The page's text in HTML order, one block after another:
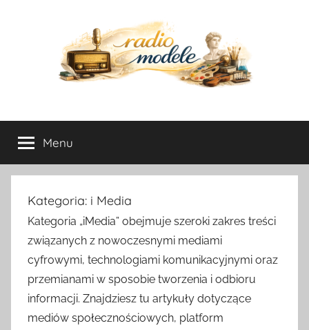
radio-
modele.pl
Menu
Kategoria: i Media
Kategoria „iMedia” obejmuje szeroki zakres treści
związanych z nowoczesnymi mediami
cyfrowymi, technologiami komunikacyjnymi oraz
przemianami w sposobie tworzenia i odbioru
informacji. Znajdziesz tu artykuły dotyczące
mediów społecznościowych, platform